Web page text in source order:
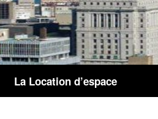
La Location d’espace